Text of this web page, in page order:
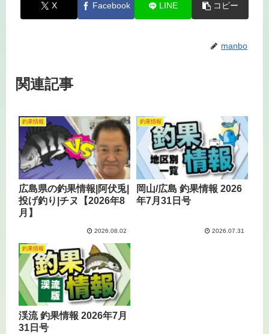
X Facebook LINE コピー
manbo
関連記事
釣果情報
広島県の釣果情報|阿伏兎|
投げ釣り|チヌ【2026年8
月】
2026.08.02
釣果情報
岡山/広島 釣果情報 2026
年7月31日号
2026.07.31
釣果情報
渓流 釣果情報 2026年7月
31日号